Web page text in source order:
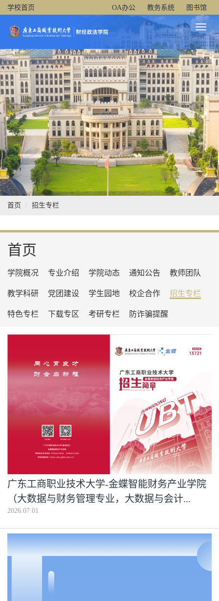
学校首页 OA办公 教务系统 图书馆
Toggle
首页 招生专栏
首页
学院概况 专业介绍 学院动态 通知公告 教师团队
教学科研 党团建设 学生园地 校企合作 招生专栏
特色专栏 下载专区 考研专栏 防诈骗提醒
广东工商职业技术大学-金蝶智能财务产业学院
（大数据与财务管理专业，大数据与会计...
2026.07.01